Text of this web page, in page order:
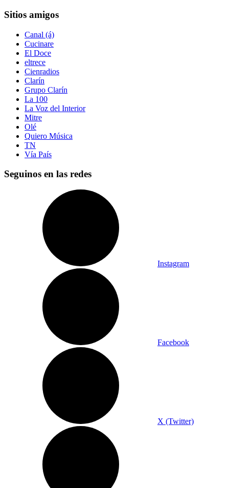
Sitios amigos
Canal (á)
Cucinare
El Doce
eltrece
Cienradios
Clarín
Grupo Clarín
La 100
La Voz del Interior
Mitre
Olé
Quiero Música
TN
Vía País
Seguinos en las redes
Instagram
Facebook
X (Twitter)